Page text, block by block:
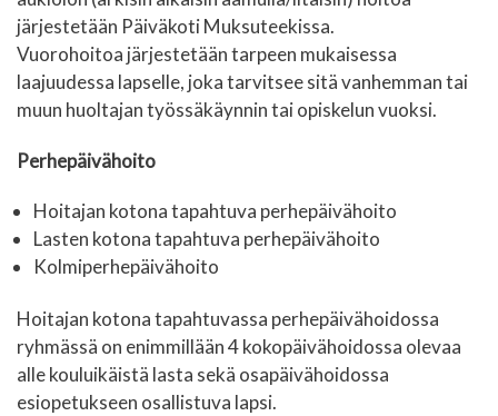
järjestetään Päiväkoti Muksuteekissa.
Vuorohoitoa järjestetään tarpeen mukaisessa
laajuudessa lapselle, joka tarvitsee sitä vanhemman tai
muun huoltajan työssäkäynnin tai opiskelun vuoksi.
Perhepäivähoito
Hoitajan kotona tapahtuva perhepäivähoito
Lasten kotona tapahtuva perhepäivähoito
Kolmiperhepäivähoito
Hoitajan kotona tapahtuvassa perhepäivähoidossa
ryhmässä on enimmillään 4 kokopäivähoidossa olevaa
alle kouluikäistä lasta sekä osapäivähoidossa
esiopetukseen osallistuva lapsi.